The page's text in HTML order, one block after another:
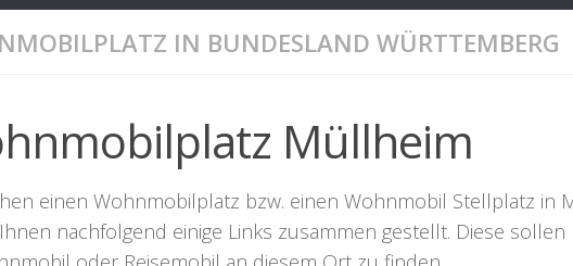
IN BUNDESLAND WÜRTTEMBERG
Müllheim
einen Wohnmobilplatz bzw. einen Wohnmobil Stellplatz in
nachfolgend einige Links zusammen gestellt. Diese